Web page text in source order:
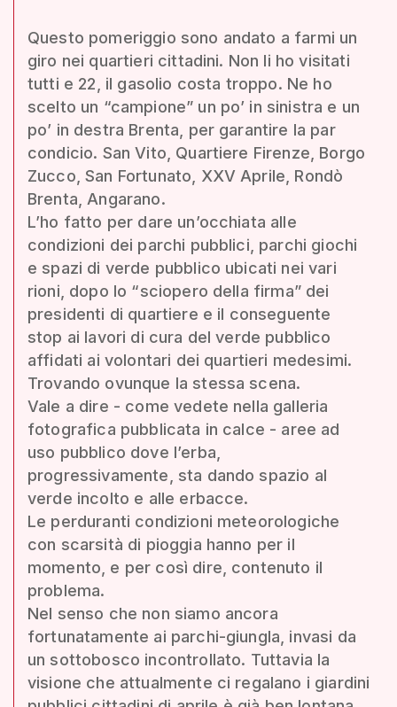
Questo pomeriggio sono andato a farmi un
giro nei quartieri cittadini. Non li ho visitati
tutti e 22, il gasolio costa troppo. Ne ho
scelto un “campione” un po’ in sinistra e un
po’ in destra Brenta, per garantire la par
condicio. San Vito, Quartiere Firenze, Borgo
Zucco, San Fortunato, XXV Aprile, Rondò
Brenta, Angarano.
L’ho fatto per dare un’occhiata alle
condizioni dei parchi pubblici, parchi giochi
e spazi di verde pubblico ubicati nei vari
rioni, dopo lo “sciopero della firma” dei
presidenti di quartiere e il conseguente
stop ai lavori di cura del verde pubblico
affidati ai volontari dei quartieri medesimi.
Trovando ovunque la stessa scena.
Vale a dire - come vedete nella galleria
fotografica pubblicata in calce - aree ad
uso pubblico dove l’erba,
progressivamente, sta dando spazio al
verde incolto e alle erbacce.
Le perduranti condizioni meteorologiche
con scarsità di pioggia hanno per il
momento, e per così dire, contenuto il
problema.
Nel senso che non siamo ancora
fortunatamente ai parchi-giungla, invasi da
un sottobosco incontrollato. Tuttavia la
visione che attualmente ci regalano i giardini